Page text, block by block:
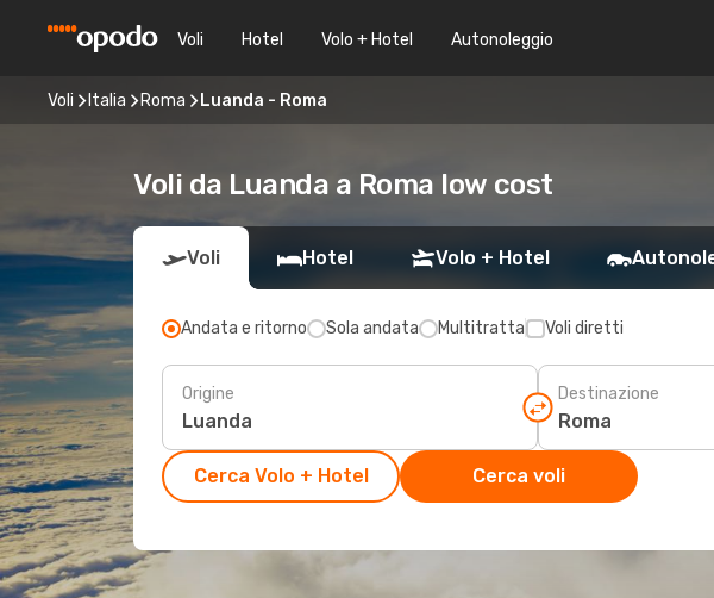
Voli Hotel Volo + Hotel Autonoleggio
Voli Italia Roma Luanda - Roma
Voli da Luanda a Roma low cost
Voli Hotel Volo + Hotel
Andata e ritorno Sola andata Multitratta Voli diretti
Origine Destinazione
Cerca Volo + Hotel Cerca voli